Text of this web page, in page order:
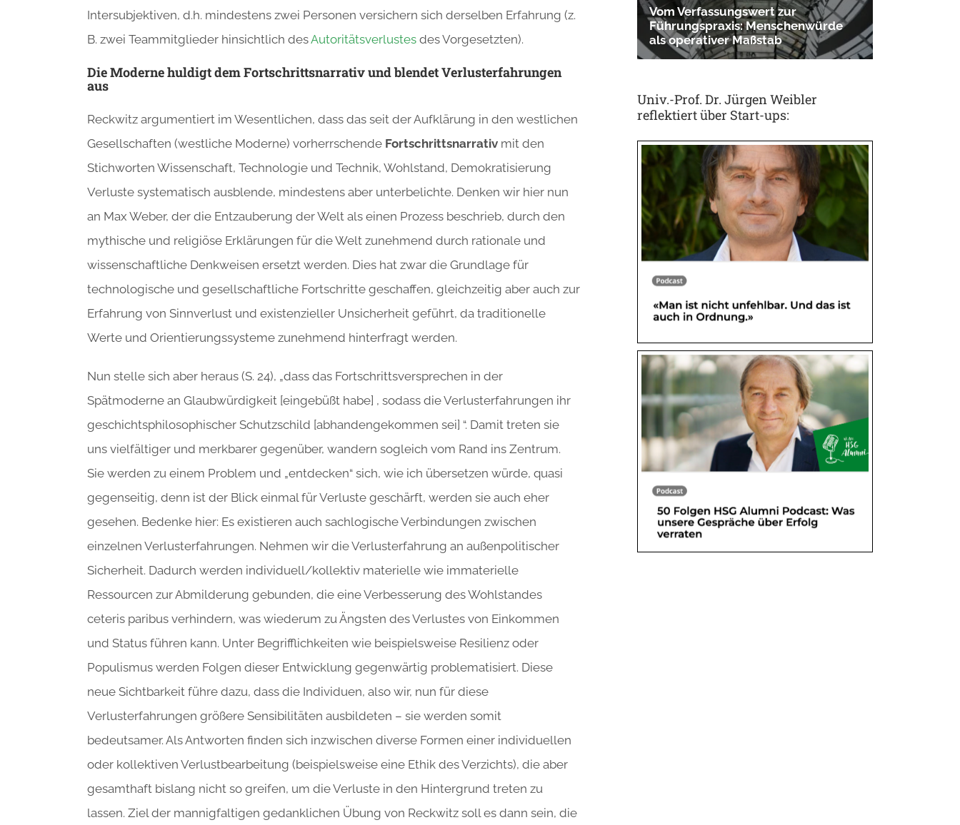
Intersubjektiven, d.h. mindestens zwei Personen versichern sich derselben Erfahrung (z.
B. zwei Teammitglieder hinsichtlich desAutoritätsverlustesdes Vorgesetzten).
Die Moderne huldigt dem Fortschrittsnarrativ und blendet Verlusterfahrungen
aus
Reckwitz argumentiert im Wesentlichen, dass das seit der Aufklärung in den westlichen
Gesellschaften (westliche Moderne) vorherrschende Fortschrittsnarrativmit den
Stichworten Wissenschaft, Technologie und Technik, Wohlstand, Demokratisierung
Verluste systematisch ausblende, mindestens aber unterbelichte. Denken wir hier nun
an Max Weber, der die Entzauberung der Welt als einen Prozess beschrieb, durch den
mythische und religiöse Erklärungen für die Welt zunehmend durch rationale und
wissenschaftliche Denkweisen ersetzt werden. Dies hat zwar die Grundlage für
technologische und gesellschaftliche Fortschritte geschaffen, gleichzeitig aber auch zur
Erfahrung von Sinnverlust und existenzieller Unsicherheit geführt, da traditionelle
Werte und Orientierungssysteme zunehmend hinterfragt werden.
Nun stelle sich aber heraus (S. 24), „dass das Fortschrittsversprechen in der
Spätmoderne an Glaubwürdigkeit [eingebüßt habe] , sodass die Verlusterfahrungen ihr
geschichtsphilosophischer Schutzschild [abhandengekommen sei] “. Damit treten sie
uns vielfältiger und merkbarer gegenüber, wandern sogleich vom Rand ins Zentrum.
Sie werden zu einem Problem und „entdecken“ sich, wie ich übersetzen würde, quasi
gegenseitig, denn ist der Blick einmal für Verluste geschärft, werden sie auch eher
gesehen. Bedenke hier: Es existieren auch sachlogische Verbindungen zwischen
einzelnen Verlusterfahrungen. Nehmen wir die Verlusterfahrung an außenpolitischer
Sicherheit. Dadurch werden individuell/kollektiv materielle wie immaterielle
Ressourcen zur Abmilderung gebunden, die eine Verbesserung des Wohlstandes
ceteris paribus verhindern, was wiederum zu Ängsten des Verlustes von Einkommen
und Status führen kann. Unter Begrifflichkeiten wie beispielsweise Resilienz oder
Populismus werden Folgen dieser Entwicklung gegenwärtig problematisiert. Diese
neue Sichtbarkeit führe dazu, dass die Individuen, also wir, nun für diese
Verlusterfahrungen größere Sensibilitäten ausbildeten – sie werden somit
bedeutsamer. Als Antworten finden sich inzwischen diverse Formen einer individuellen
oder kollektiven Verlustbearbeitung (beispielsweise eine Ethik des Verzichts), die aber
gesamthaft bislang nicht so greifen, um die Verluste in den Hintergrund treten zu
lassen. Ziel der mannigfaltigen gedanklichen Übung von Reckwitz soll es dann sein, die
Univ.-Prof. Dr. Jürgen Weibler
reflektiert über Start-ups: